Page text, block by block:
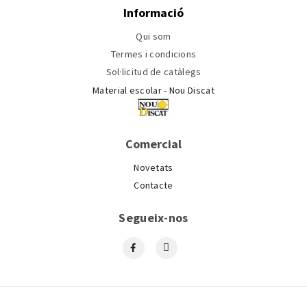
Informació
Qui som
Termes i condicions
Sol·licitud de catàlegs
Material escolar - Nou Discat
Comercial
Novetats
Contacte
Segueix-nos